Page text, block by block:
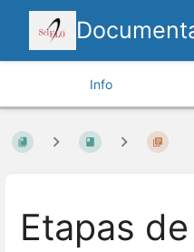
Info
Etapas